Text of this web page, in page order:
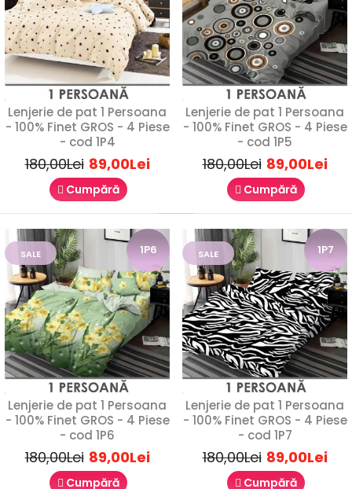
Lenjerie de pat 1 Persoana - 100% Finet GROS
- 4 Piese - cod 1P11
180,00Lei 89,00Lei
Lenjerie de Pat 1 Persoană Finet Gros – 4 PieseVă prezentăm
o lenjerie de pat pentru o persoană, rea..
1P12
Lenjerie de pat 1 Persoana
- 100% Finet GROS - 4 Piese
- cod 1P4
180,00Lei 89,00Lei
Cumpără
Lenjerie de pat 1 Persoana
- 100% Finet GROS - 4 Piese
- cod 1P5
180,00Lei 89,00Lei
Cumpără
1P6
SALE
Lenjerie de pat 1 Persoana
- 100% Finet GROS - 4 Piese
- cod 1P6
180,00Lei 89,00Lei
Cumpără
1P7
SALE
Lenjerie de pat 1 Persoana
- 100% Finet GROS - 4 Piese
- cod 1P7
180,00Lei 89,00Lei
Cumpără